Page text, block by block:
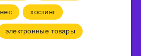
хостинг
электронные товары